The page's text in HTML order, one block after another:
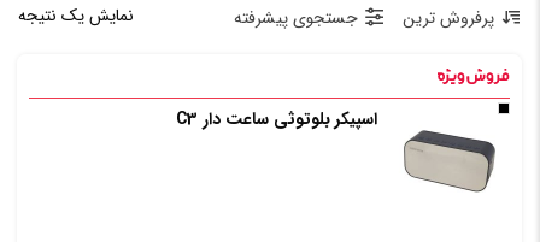
نمایش یک نتیجه پرفروش ترین جستجوی پیشرفته
اسپیکر بلوتوثی ساعت دار C3